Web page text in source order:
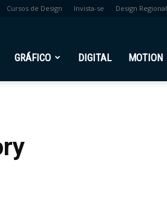
Cursos de Design Invista-se Design Regional
GRÁFICO DIGITAL MOTION